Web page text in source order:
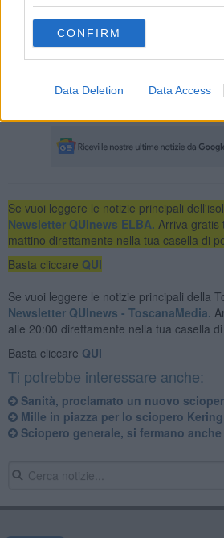
CONFIRM
Data Deletion Data Access
Lo sciopero è stato proclamato da
(Cub), Associazione Difesa Lavoratrici e
Confederación Internacional de los
Sindacale Italiana (Usi 1912).
Se vuoi leggere le notizie principali
Newsletter QUInews ELBA. Arriva gratis
mattino direttamente nella tua casella di
Basta cliccare QUI
Se vuoi leggere le notizie principali della
Newsletter QUInews - ToscanaMedia.
alle 20:00 direttamente nella tua casella di
Basta cliccare QUI
Ti potrebbe interessare anche:
Sanità, proclamato un nuovo
Mille in piazza per lo sciopero Kering
Sciopero generale, si fermano